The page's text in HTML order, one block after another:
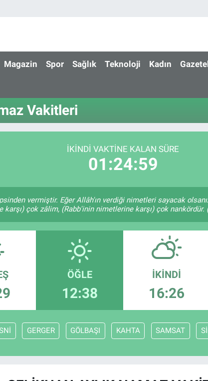
Magazin Spor Sağlık Teknoloji Kadın
Vakitleri
İKINDI VAKTINE KALAN SÜRE
01:24:59
vermiştir. Eğer Allâh'ın verdiği nimetleri sayacak
karşı) çok zâlim, (Rabb'inin nimetlerine karşı) çok nankördür.
ÖĞLE
12:38
İKINDI
16:26
GERGER GÖLBAŞI KAHTA SAMSAT